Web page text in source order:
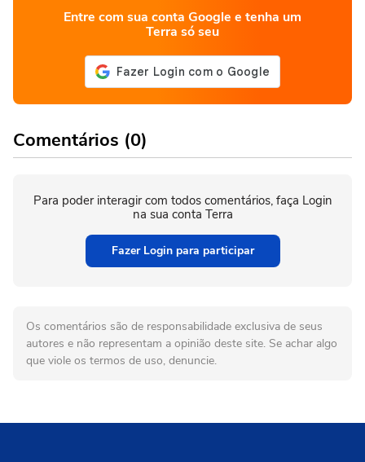
Entre com sua conta Google e tenha um
Terra só seu
Comentários (0)
Para poder interagir com todos comentários, faça Login
na sua conta Terra
Fazer Login para participar
Os comentários são de responsabilidade exclusiva de seus
autores e não representam a opinião deste site. Se achar algo
que viole os termos de uso, denuncie.